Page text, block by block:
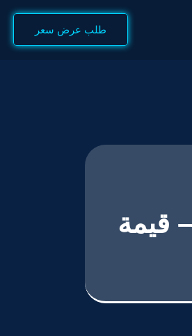
طلب عرض سعر
في 7 خطوات – قيمة